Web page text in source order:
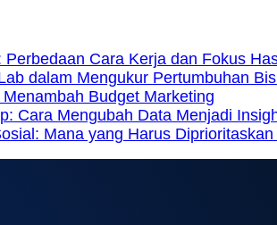
Cara Kerja dan Fokus
dalam Mengukur Pertumbuhan
Budget Marketing
Cara Mengubah Data Menjadi
Mana yang Harus